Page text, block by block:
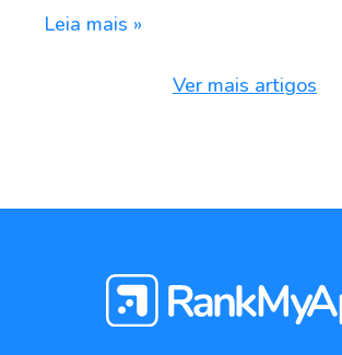
Leia mais »
Ver mais artigos